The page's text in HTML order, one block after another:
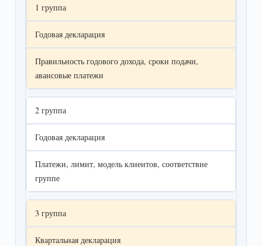
1 группа
Годовая декларация
Правильность годового дохода, сроки подачи,
авансовые платежи
2 группа
Годовая декларация
Платежи, лимит, модель клиентов, соответствие
группе
3 группа
Квартальная декларация